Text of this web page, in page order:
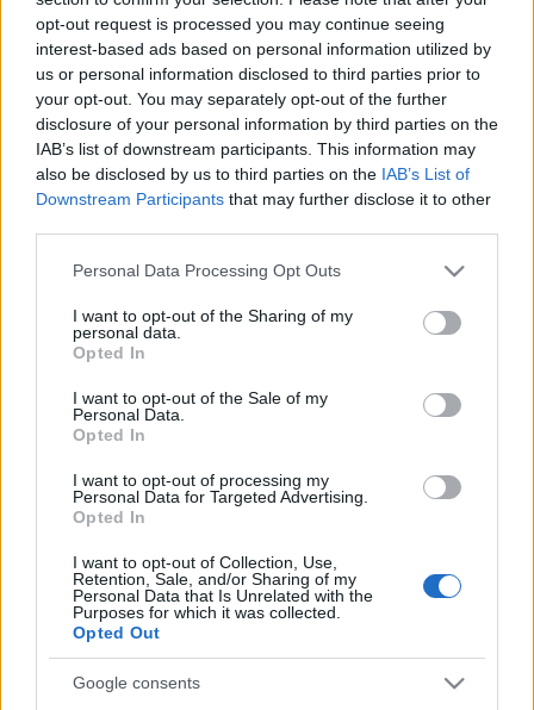
opt-out request is processed you may continue seeing
interest-based ads based on personal information utilized by
us or personal information disclosed to third parties prior to
your opt-out. You may separately opt-out of the further
disclosure of your personal information by third parties on the
IAB’s list of downstream participants. This information may
also be disclosed by us to third parties on the IAB’s List of
Downstream Participants that may further disclose it to other
Please note that this website/app uses one or more Google
not limited to your visit or usage behaviour. You may click to
grant or deny consent to Google and its third-party tags to
use your data for below specified purposes in below Google
consent section.
Personal Data Processing Opt Outs
I want to opt-out of the Sharing of my
personal data.
Opted In
I want to opt-out of the Sale of my
Personal Data.
Opted In
I want to opt-out of processing my
Personal Data for Targeted Advertising.
Opted In
I want to opt-out of Collection, Use,
Retention, Sale, and/or Sharing of my
Personal Data that Is Unrelated with the
Purposes for which it was collected.
Opted Out
Google consents
Az idei Fesztivál nem gondolkodik nagy
programhelyszínekben - az utóbbi években
népszerűvé vált Udvarok lesznek a főirányvonal
alkotói. Itt a megszokott egész napos
programsorozatokból válogathatnak a látogatók.
Lesznek csendes-pihenő, játékos-szórakoztató,
komoly-világi zenés, elmélyültséget vagy éppen
belefeledkezést igénylő
beszélgetések/foglalkozások/előadások.
Hagyományápolás és kortárs utazgatás egyaránt
Magyarország legnagyobb összművészeti
amelyekre önmagukban is a legjellemzőbb
meghatározás: összművészeti sokadalom. Többek
közöttPalya Beával, a Kaláka együttessel, Pintér
Béláékkal, Hobóval, Szőke Andrásékkal
találkozhatunk.